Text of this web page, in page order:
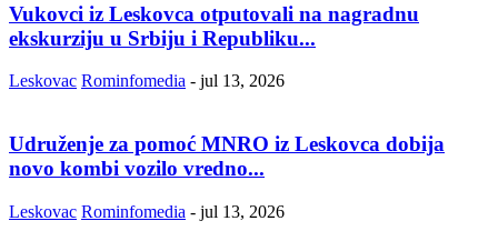
Vukovci iz Leskovca otputovali na nagradnu
ekskurziju u Srbiju i Republiku...
Leskovac Rominfomedia - jul 13, 2026
Udruženje za pomoć MNRO iz Leskovca dobija
novo kombi vozilo vredno...
Leskovac Rominfomedia - jul 13, 2026